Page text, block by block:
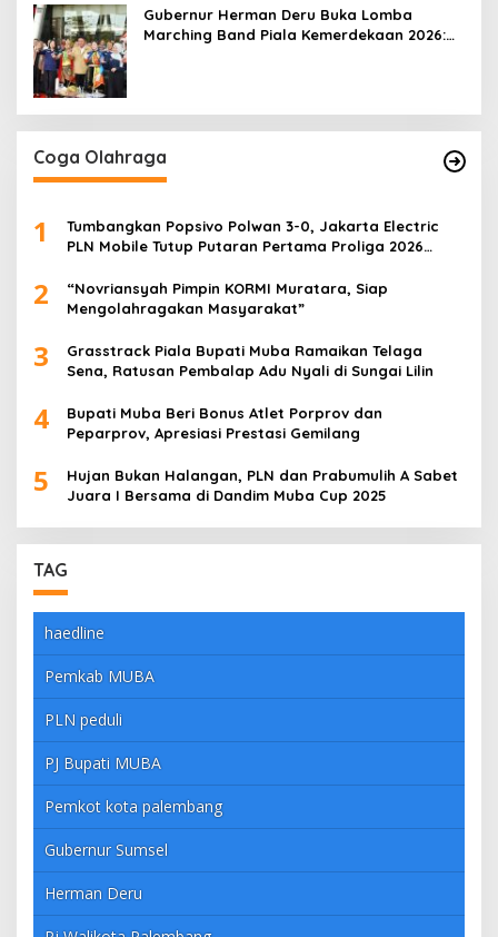
Gubernur Herman Deru Buka Lomba
Marching Band Piala Kemerdekaan 2026:
Coga Olahraga
1
Tumbangkan Popsivo Polwan 3-0, Jakarta Electric
PLN Mobile Tutup Putaran Pertama Proliga 2026
2
“Novriansyah Pimpin KORMI Muratara, Siap
Mengolahragakan Masyarakat”
3
Grasstrack Piala Bupati Muba Ramaikan Telaga
Sena, Ratusan Pembalap Adu Nyali di Sungai Lilin
4
Bupati Muba Beri Bonus Atlet Porprov dan
Peparprov, Apresiasi Prestasi Gemilang
5
Hujan Bukan Halangan, PLN dan Prabumulih A Sabet
Juara I Bersama di Dandim Muba Cup 2025
TAG
haedline
Pemkab MUBA
PLN peduli
PJ Bupati MUBA
Pemkot kota palembang
Gubernur Sumsel
Herman Deru